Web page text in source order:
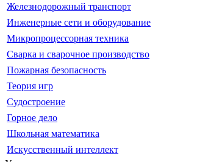
Железнодорожный транспорт
Инженерные сети и оборудование
Микропроцессорная техника
Сварка и сварочное производство
Пожарная безопасность
Теория игр
Судостроение
Горное дело
Школьная математика
Искусственный интеллект